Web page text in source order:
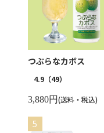
つぶらなカボス
4.9（49）
3,880円(送料・税込)